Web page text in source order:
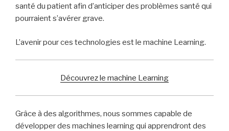
santé du patient afin d’anticiper des problèmes santé qui
pourraient s’avérer grave.
L’avenir pour ces technologies est le machine Learning.
Découvrez le machine Learning
Grâce à des algorithmes, nous sommes capable de
développer des machines learning qui apprendront des